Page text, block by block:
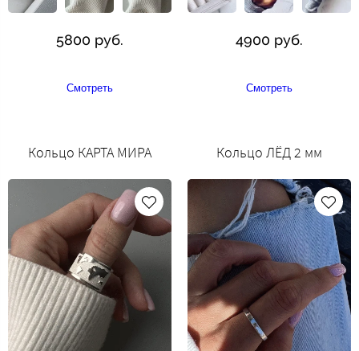
5800 руб.
Смотреть
4900 руб.
Смотреть
Кольцо КАРТА МИРА Кольцо ЛЁД 2 мм